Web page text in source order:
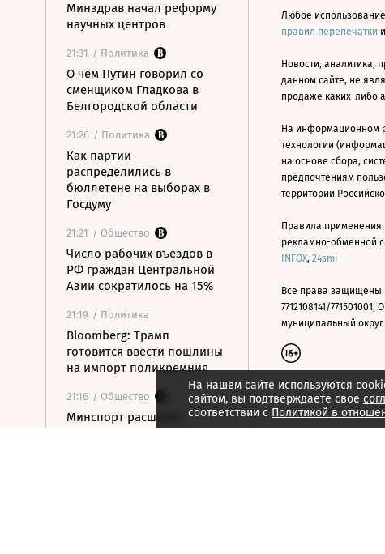
Минздрав начал реформу
научных центров
21:31 / Политика
О чем Путин говорил со
сменщиком Гладкова в
Белгородской области
21:26 / Политика
Как партии
распределились в
бюллетене на выборах в
Госдуму
21:21 / Общество
Число рабочих въездов в
РФ граждан Центральной
Азии сократилось на 15%
21:19 / Политика
Bloomberg: Трамп
готовится ввести пошлины
на импорт поликремния
21:16 / Общество
Минспорт расширит
На нашем сайте используются
сайтом, вы подтверждаете свое
соответствии с Политикой в
Любое
правил перепечатки
Новости, аналитика,
данном сайте, не
продаже каких-либо
На информационном
технологии
на основе сбора,
предпочтениям
территории
Правила применения
рекламно-обменной
INFOX, 24smi
Все права
7712108141/771501001,
муниципальный